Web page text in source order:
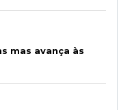
mas avança às